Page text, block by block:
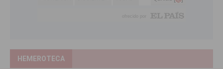
HEMEROTECA